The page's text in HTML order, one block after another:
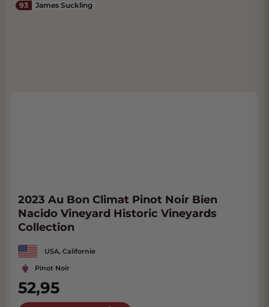
93 James Suckling
2023 Au Bon Climat Pinot Noir Bien
Nacido Vineyard Historic Vineyards
Collection
USA, Californie
Pinot Noir
52,95